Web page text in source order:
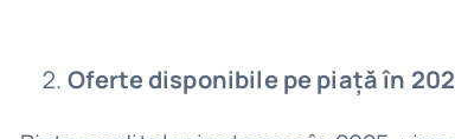
Oferte disponibile pe piață în